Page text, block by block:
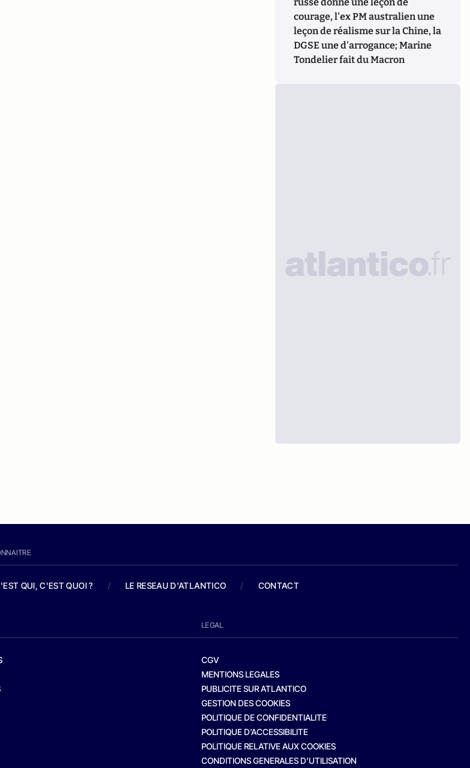
courage, l'ex PM australien une
leçon de réalisme sur la Chine, la
DGSE une d'arrogance; Marine
Tondelier fait du Macron
QUI, C'EST QUOI ? / LE RESEAU D'ATLANTICO / CONTACT
LEGAL
CGV
MENTIONS LEGALES
PUBLICITE SUR ATLANTICO
GESTION DES COOKIES
POLITIQUE DE CONFIDENTIALITE
POLITIQUE D’ACCESSIBILITE
POLITIQUE RELATIVE AUX COOKIES
CONDITIONS GENERALES D’UTILISATION